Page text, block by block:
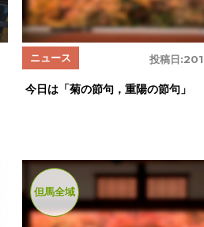
投稿日:
ニュース
今日は「菊の節句，重陽の節句」
但馬全域